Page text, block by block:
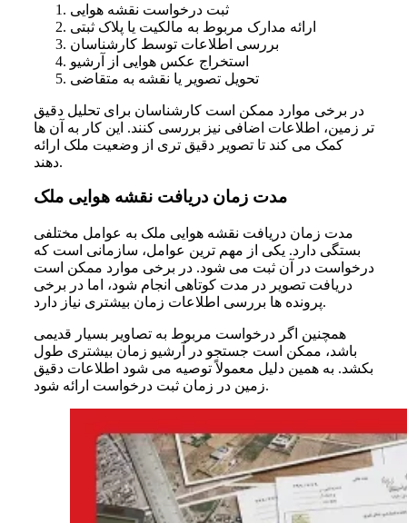
ثبت درخواست نقشه هوایی
ارائه مدارک مربوط به مالکیت یا پلاک ثبتی
بررسی اطلاعات توسط کارشناسان
استخراج عکس هوایی از آرشیو
تحویل تصویر یا نقشه به متقاضی
در برخی موارد ممکن است کارشناسان برای تحلیل دقیق‌
تر زمین، اطلاعات اضافی نیز بررسی کنند. این کار به آن‌ ها
کمک می‌ کند تا تصویر دقیق‌ تری از وضعیت ملک ارائه
دهند.
مدت زمان دریافت نقشه هوایی ملک
مدت زمان دریافت نقشه هوایی ملک به عوامل مختلفی
بستگی دارد. یکی از مهم‌ ترین عوامل، سازمانی است که
درخواست در آن ثبت می‌ شود. در برخی موارد ممکن است
دریافت تصویر در مدت کوتاهی انجام شود، اما در برخی
پرونده‌ ها بررسی اطلاعات زمان بیشتری نیاز دارد.
همچنین اگر درخواست مربوط به تصاویر بسیار قدیمی
باشد، ممکن است جستجو در آرشیو زمان بیشتری طول
بکشد. به همین دلیل معمولاً توصیه می‌ شود اطلاعات دقیق
زمین در زمان ثبت درخواست ارائه شود.